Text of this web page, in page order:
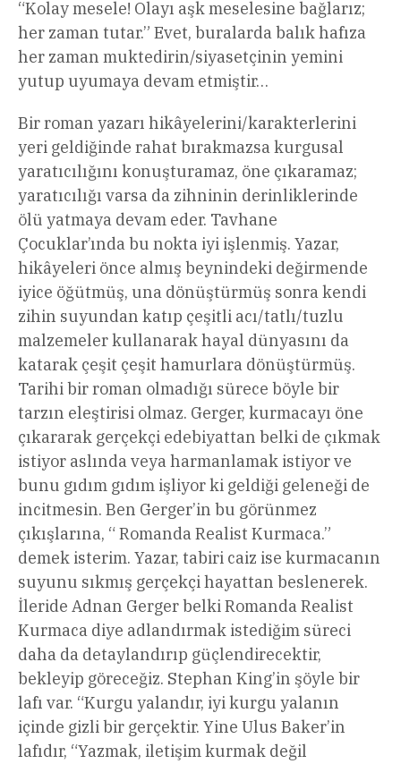
“Kolay mesele! Olayı aşk meselesine bağlarız;
her zaman tutar.” Evet, buralarda balık hafıza
her zaman muktedirin/siyasetçinin yemini
yutup uyumaya devam etmiştir…
Bir roman yazarı hikâyelerini/karakterlerini
yeri geldiğinde rahat bırakmazsa kurgusal
yaratıcılığını konuşturamaz, öne çıkaramaz;
yaratıcılığı varsa da zihninin derinliklerinde
ölü yatmaya devam eder. Tavhane
Çocuklar’ında bu nokta iyi işlenmiş. Yazar,
hikâyeleri önce almış beynindeki değirmende
iyice öğütmüş, una dönüştürmüş sonra kendi
zihin suyundan katıp çeşitli acı/tatlı/tuzlu
malzemeler kullanarak hayal dünyasını da
katarak çeşit çeşit hamurlara dönüştürmüş.
Tarihi bir roman olmadığı sürece böyle bir
tarzın eleştirisi olmaz. Gerger, kurmacayı öne
çıkararak gerçekçi edebiyattan belki de çıkmak
istiyor aslında veya harmanlamak istiyor ve
bunu gıdım gıdım işliyor ki geldiği geleneği de
incitmesin. Ben Gerger’in bu görünmez
çıkışlarına, “ Romanda Realist Kurmaca.”
demek isterim. Yazar, tabiri caiz ise kurmacanın
suyunu sıkmış gerçekçi hayattan beslenerek.
İleride Adnan Gerger belki Romanda Realist
Kurmaca diye adlandırmak istediğim süreci
daha da detaylandırıp güçlendirecektir,
bekleyip göreceğiz. Stephan King’in şöyle bir
lafı var. “Kurgu yalandır, iyi kurgu yalanın
içinde gizli bir gerçektir. Yine Ulus Baker’in
lafıdır, “Yazmak, iletişim kurmak değil